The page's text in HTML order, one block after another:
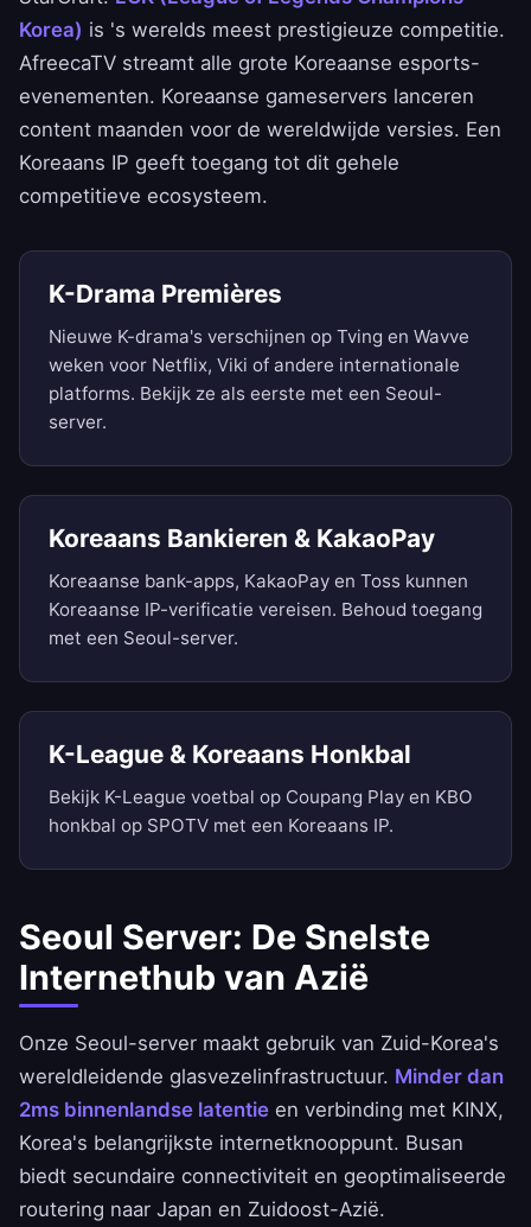
Korea) is 's werelds meest prestigieuze competitie.
AfreecaTV streamt alle grote Koreaanse esports-
evenementen. Koreaanse gameservers lanceren
content maanden voor de wereldwijde versies. Een
Koreaans IP geeft toegang tot dit gehele
competitieve ecosysteem.
K-Drama Premières
Nieuwe K-drama's verschijnen op Tving en Wavve
weken voor Netflix, Viki of andere internationale
platforms. Bekijk ze als eerste met een Seoul-
server.
Koreaans Bankieren & KakaoPay
Koreaanse bank-apps, KakaoPay en Toss kunnen
Koreaanse IP-verificatie vereisen. Behoud toegang
met een Seoul-server.
K-League & Koreaans Honkbal
Bekijk K-League voetbal op Coupang Play en KBO
honkbal op SPOTV met een Koreaans IP.
Seoul Server: De Snelste
Internethub van Azië
Onze Seoul-server maakt gebruik van Zuid-Korea's
wereldleidende glasvezelinfrastructuur. Minder dan
2ms binnenlandse latentie en verbinding met KINX,
Korea's belangrijkste internetknooppunt. Busan
biedt secundaire connectiviteit en geoptimaliseerde
routering naar Japan en Zuidoost-Azië.